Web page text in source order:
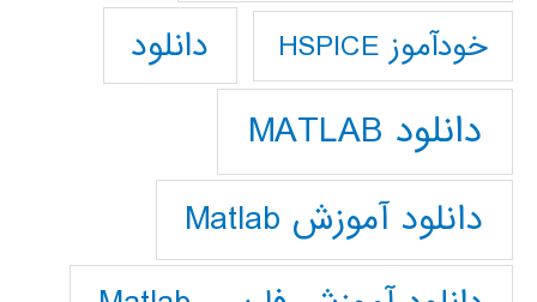
خودآموز HSPICE دانلود
دانلود MATLAB
دانلود آموزش Matlab